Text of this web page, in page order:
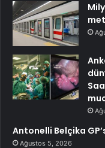
Antonelli Belçika
Ağustos 5, 2026